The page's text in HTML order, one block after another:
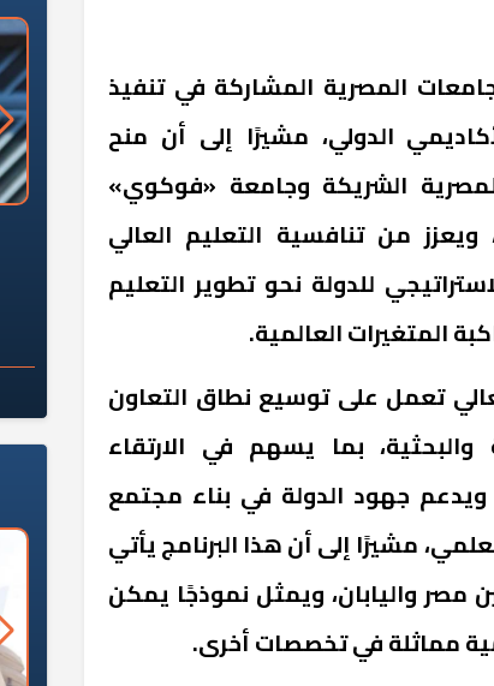
المصرية المشاركة في تنفيذ
الدولي، مشيرًا إلى أن منح
الشريكة وجامعة «فوكوي»
من تنافسية التعليم العالي
للدولة نحو تطوير التعليم
المتغيرات العالمية.
تعمل على توسيع نطاق التعاون
والبحثية، بما يسهم في الارتقاء
ويدعم جهود الدولة في بناء مجتمع
مشيرًا إلى أن هذا البرنامج يأتي
مصر واليابان، ويمثل نموذجًا يمكن
مماثلة في تخصصات أخرى.
«وزارة الآثار»: العُثور على 10 توابيت
"باكي"
سلامة الغذاء: 285 ألف طن صادرات
غذائية في أسبوع